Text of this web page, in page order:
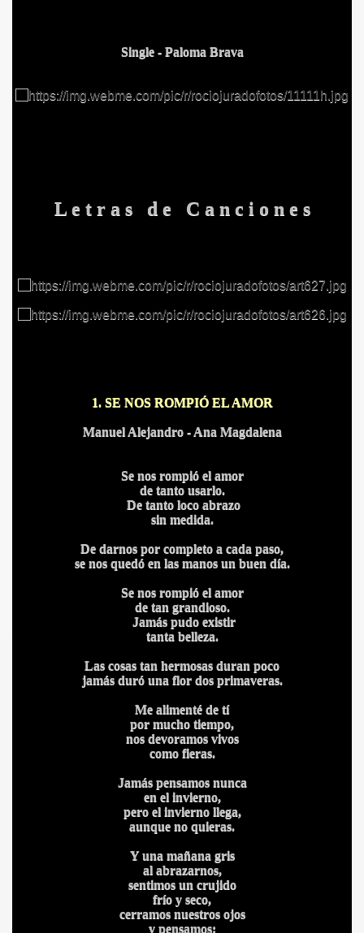
Single - Paloma Brava
L e t r a s d e C a n c i o n e s
1. SE NOS ROMPIÓ EL AMOR
Manuel Alejandro - Ana Magdalena
Se nos rompió el amor
de tanto usarlo.
De tanto loco abrazo
sin medida.
De darnos por completo a cada paso,
se nos quedó en las manos un buen día.
Se nos rompió el amor
de tan grandioso.
Jamás pudo existir
tanta belleza.
Las cosas tan hermosas duran poco
jamás duró una flor dos primaveras.
Me alimenté de tí
por mucho tiempo,
nos devoramos vivos
como fieras.
Jamás pensamos nunca
en el invierno,
pero el invierno llega,
aunque no quieras.
Y una mañana gris
al abrazarnos,
sentimos un crujido
frío y seco,
cerramos nuestros ojos
y pensamos: